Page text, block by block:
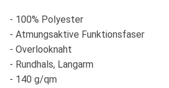
- 100% Polyester
- Atmungsaktive Funktionsfaser
- Overlooknaht
- Rundhals, Langarm
- 140 g/qm